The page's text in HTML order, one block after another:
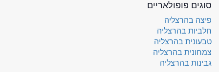
סוגים פופולאריים
פיצה בהרצליה
חלביות בהרצליה
טבעונית בהרצליה
צמחונית בהרצליה
גבינות בהרצליה